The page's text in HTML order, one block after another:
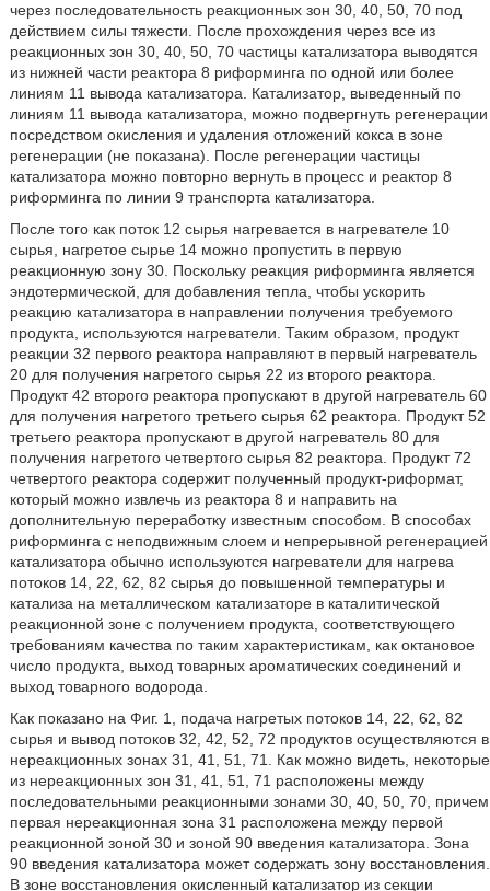
через последовательность реакционных зон 30, 40, 50, 70 под
действием силы тяжести. После прохождения через все из
реакционных зон 30, 40, 50, 70 частицы катализатора выводятся
из нижней части реактора 8 риформинга по одной или более
линиям 11 вывода катализатора. Катализатор, выведенный по
линиям 11 вывода катализатора, можно подвергнуть регенерации
посредством окисления и удаления отложений кокса в зоне
регенерации (не показана). После регенерации частицы
катализатора можно повторно вернуть в процесс и реактор 8
риформинга по линии 9 транспорта катализатора.
После того как поток 12 сырья нагревается в нагревателе 10
сырья, нагретое сырье 14 можно пропустить в первую
реакционную зону 30. Поскольку реакция риформинга является
эндотермической, для добавления тепла, чтобы ускорить
реакцию катализатора в направлении получения требуемого
продукта, используются нагреватели. Таким образом, продукт
реакции 32 первого реактора направляют в первый нагреватель
20 для получения нагретого сырья 22 из второго реактора.
Продукт 42 второго реактора пропускают в другой нагреватель 60
для получения нагретого третьего сырья 62 реактора. Продукт 52
третьего реактора пропускают в другой нагреватель 80 для
получения нагретого четвертого сырья 82 реактора. Продукт 72
четвертого реактора содержит полученный продукт-риформат,
который можно извлечь из реактора 8 и направить на
дополнительную переработку известным способом. В способах
риформинга с неподвижным слоем и непрерывной регенерацией
катализатора обычно используются нагреватели для нагрева
потоков 14, 22, 62, 82 сырья до повышенной температуры и
катализа на металлическом катализаторе в каталитической
реакционной зоне с получением продукта, соответствующего
требованиям качества по таким характеристикам, как октановое
число продукта, выход товарных ароматических соединений и
выход товарного водорода.
Как показано на Фиг. 1, подача нагретых потоков 14, 22, 62, 82
сырья и вывод потоков 32, 42, 52, 72 продуктов осуществляются в
нереакционных зонах 31, 41, 51, 71. Как можно видеть, некоторые
из нереакционных зон 31, 41, 51, 71 расположены между
последовательными реакционными зонами 30, 40, 50, 70, причем
первая нереакционная зона 31 расположена между первой
реакционной зоной 30 и зоной 90 введения катализатора. Зона
90 введения катализатора может содержать зону восстановления.
В зоне восстановления окисленный катализатор из секции